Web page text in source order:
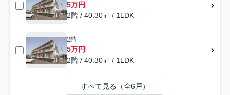
5万円
2階 / 40.30㎡ / 1LDK
2階
5万円
2階 / 40.30㎡ / 1LDK
すべて見る（全6戸）